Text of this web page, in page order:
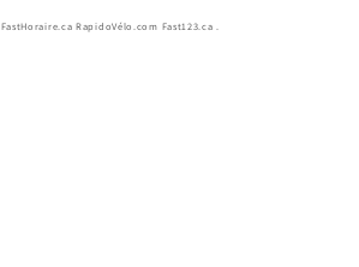
FastHoraire.ca RapidoVélo.com Fast123.ca .